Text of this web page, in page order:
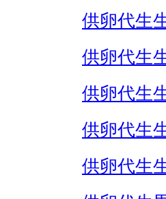
供卵代生
供卵代生
供卵代生
供卵代生
供卵代生